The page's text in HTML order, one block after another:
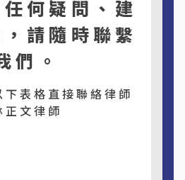
何疑問、建
請隨時聯繫
們。
下表格直接聯絡律師
正文律師